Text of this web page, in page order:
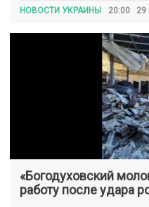
НОВОСТИ УКРАИНЫ 20:00 29
«Богодуховский
работу после удара